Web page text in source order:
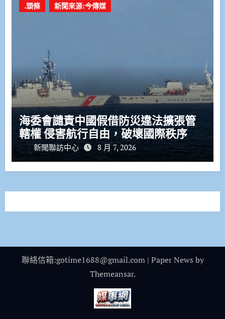
.頭條 新聞來源:今傳媒
海委會譴責中國假借防災違法擴張管
轄權 侵害航行自由，破壞國際秩序
新聞聯訪中心 8 月 7, 2026
聯絡信箱:gotime1688@gmail.com | Paper News by
Themeansar.